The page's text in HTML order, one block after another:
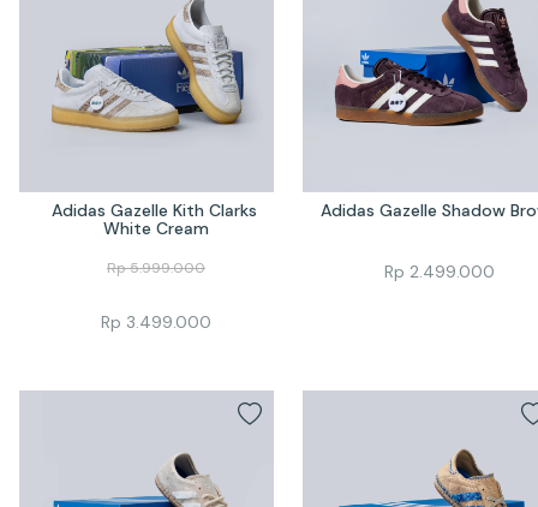
Adidas Gazelle Kith Clarks
White Cream
Rp5.999.000
Rp 3.499.000
Adidas Gazelle Shadow
Rp 2.499.000